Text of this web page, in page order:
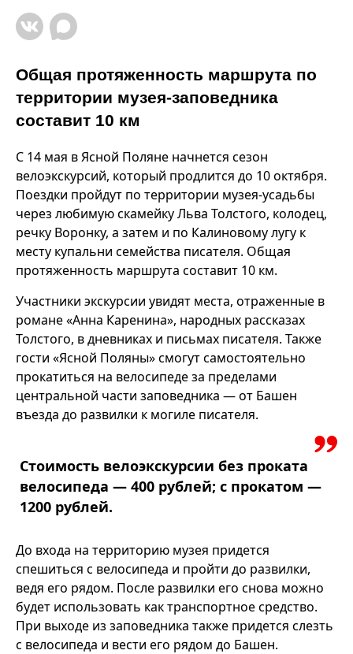
Общая протяженность маршрута по
территории музея-заповедника
составит 10 км
С 14 мая в Ясной Поляне начнется сезон
велоэкскурсий, который продлится до 10 октября.
Поездки пройдут по территории музея-усадьбы
через любимую скамейку Льва Толстого, колодец,
речку Воронку, а затем и по Калиновому лугу к
месту купальни семейства писателя. Общая
протяженность маршрута составит 10 км.
Участники экскурсии увидят места, отраженные в
романе «Анна Каренина», народных рассказах
Толстого, в дневниках и письмах писателя. Также
гости «Ясной Поляны» смогут самостоятельно
прокатиться на велосипеде за пределами
центральной части заповедника — от Башен
въезда до развилки к могиле писателя.
Стоимость велоэкскурсии без проката
велосипеда — 400 рублей; с прокатом —
1200 рублей.
До входа на территорию музея придется
спешиться с велосипеда и пройти до развилки,
ведя его рядом. После развилки его снова можно
будет использовать как транспортное средство.
При выходе из заповедника также придется слезть
с велосипеда и вести его рядом до Башен.